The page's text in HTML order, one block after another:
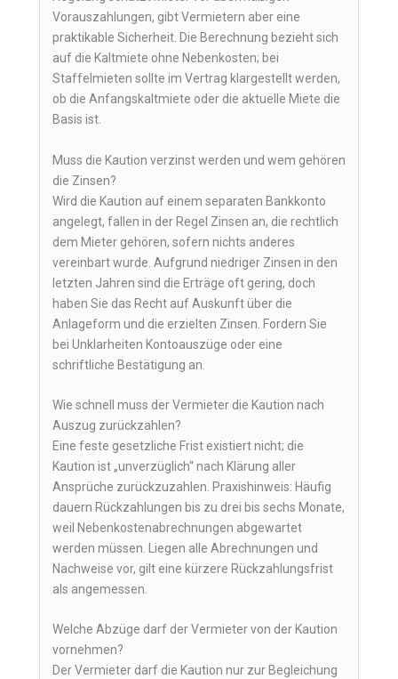
Vorauszahlungen, gibt Vermietern aber eine
praktikable Sicherheit. Die Berechnung bezieht sich
auf die Kaltmiete ohne Nebenkosten; bei
Staffelmieten sollte im Vertrag klargestellt werden,
ob die Anfangskaltmiete oder die aktuelle Miete die
Basis ist.
Muss die Kaution verzinst werden und wem gehören
die Zinsen?
Wird die Kaution auf einem separaten Bankkonto
angelegt, fallen in der Regel Zinsen an, die rechtlich
dem Mieter gehören, sofern nichts anderes
vereinbart wurde. Aufgrund niedriger Zinsen in den
letzten Jahren sind die Erträge oft gering, doch
haben Sie das Recht auf Auskunft über die
Anlageform und die erzielten Zinsen. Fordern Sie
bei Unklarheiten Kontoauszüge oder eine
schriftliche Bestätigung an.
Wie schnell muss der Vermieter die Kaution nach
Auszug zurückzahlen?
Eine feste gesetzliche Frist existiert nicht; die
Kaution ist „unverzüglich“ nach Klärung aller
Ansprüche zurückzuzahlen. Praxishinweis: Häufig
dauern Rückzahlungen bis zu drei bis sechs Monate,
weil Nebenkostenabrechnungen abgewartet
werden müssen. Liegen alle Abrechnungen und
Nachweise vor, gilt eine kürzere Rückzahlungsfrist
als angemessen.
Welche Abzüge darf der Vermieter von der Kaution
vornehmen?
Der Vermieter darf die Kaution nur zur Begleichung